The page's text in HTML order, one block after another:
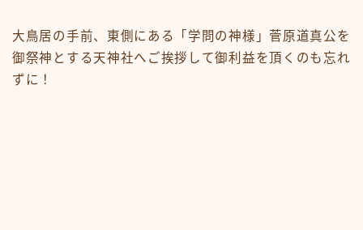
大鳥居の手前、東側にある「学問の神様」菅原道真公を
御祭神とする天神社へご挨拶して御利益を頂くのも忘れ
ずに！